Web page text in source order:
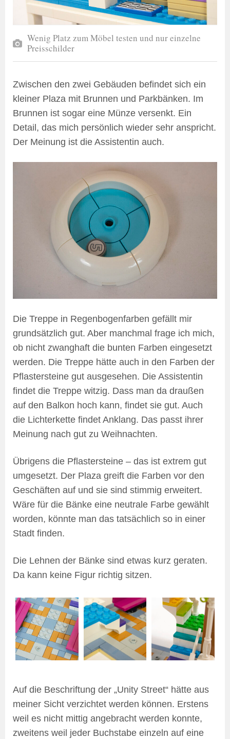
Wenig Platz zum Möbel testen und nur einzelne
Preisschilder
Zwischen den zwei Gebäuden befindet sich ein
kleiner Plaza mit Brunnen und Parkbänken. Im
Brunnen ist sogar eine Münze versenkt. Ein
Detail, das mich persönlich wieder sehr anspricht.
Der Meinung ist die Assistentin auch.
Die Treppe in Regenbogenfarben gefällt mir
grundsätzlich gut. Aber manchmal frage ich mich,
ob nicht zwanghaft die bunten Farben eingesetzt
werden. Die Treppe hätte auch in den Farben der
Pflastersteine gut ausgesehen. Die Assistentin
findet die Treppe witzig. Dass man da draußen
auf den Balkon hoch kann, findet sie gut. Auch
die Lichterkette findet Anklang. Das passt ihrer
Meinung nach gut zu Weihnachten.
Übrigens die Pflastersteine – das ist extrem gut
umgesetzt. Der Plaza greift die Farben vor den
Geschäften auf und sie sind stimmig erweitert.
Wäre für die Bänke eine neutrale Farbe gewählt
worden, könnte man das tatsächlich so in einer
Stadt finden.
Die Lehnen der Bänke sind etwas kurz geraten.
Da kann keine Figur richtig sitzen.
Auf die Beschriftung der „Unity Street“ hätte aus
meiner Sicht verzichtet werden können. Erstens
weil es nicht mittig angebracht werden konnte,
zweitens weil jeder Buchstabe einzeln auf eine